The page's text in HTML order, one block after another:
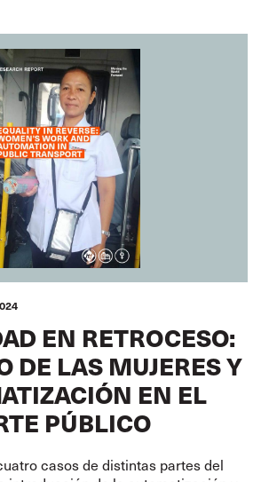
EN RETROCESO:
DE LAS MUJERES Y
EN EL
PÚBLICO
casos de distintas partes del